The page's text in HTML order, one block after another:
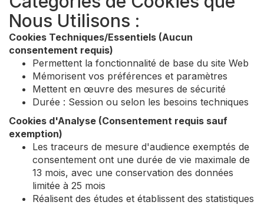
Nous Utilisons :
Cookies Techniques/Essentiels (Aucun
consentement requis)
Permettent la fonctionnalité de base du site Web
Mémorisent vos préférences et paramètres
Mettent en œuvre des mesures de sécurité
Durée : Session ou selon les besoins techniques
Cookies d'Analyse (Consentement requis sauf
exemption)
Les traceurs de mesure d'audience exemptés de
consentement ont une durée de vie maximale de
13 mois, avec une conservation des données
limitée à 25 mois
Réalisent des études et établissent des statistiques